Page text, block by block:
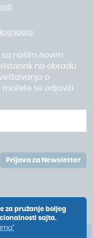
spora
sa našim novim
na obradu
o
se odjaviti
Prijava za Newsletter
za pružanje boljeg
sajta.